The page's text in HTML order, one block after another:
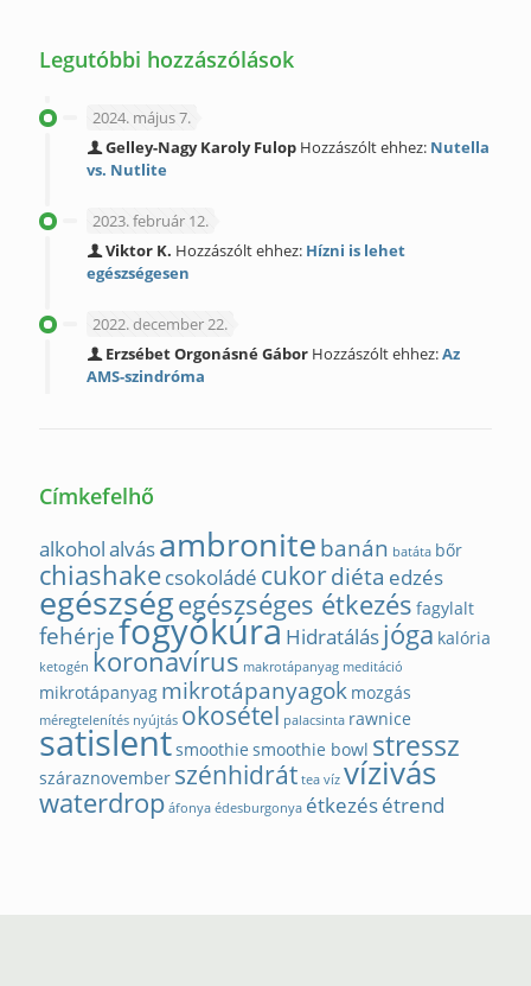
Legutóbbi hozzászólások
2024. május 7.
Gelley-Nagy Karoly Fulop Hozzászólt ehhez: Nutella
vs. Nutlite
2023. február 12.
Viktor K. Hozzászólt ehhez: Hízni is lehet
egészségesen
2022. december 22.
Erzsébet Orgonásné Gábor Hozzászólt ehhez:Az
AMS-szindróma
Címkefelhő
alkoholalvásambronite banán batáta bőr
chiashakecsokoládé cukordiéta edzés
egészségegészséges étkezés fagylalt
fehérjefogyókúraHidratálásjóga kalória
ketogén koronavírus makrotápanyag meditáció
mikrotápanyag mikrotápanyagok mozgás
méregtelenítés nyújtás okosétel palacsinta rawnice
satislentsmoothie smoothie bowl stressz
száraznovember szénhidrát tea víz vízivás
waterdrop áfonya édesburgonya étkezésétrend